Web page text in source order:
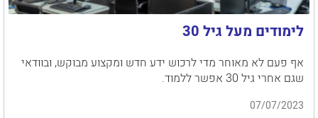
לימודים מעל גיל 30
אף פעם לא מאוחר מדי לרכוש ידע חדש ומקצוע מבוקש, ובוודאי
שגם אחרי גיל 30 אפשר ללמוד.
07/07/2023